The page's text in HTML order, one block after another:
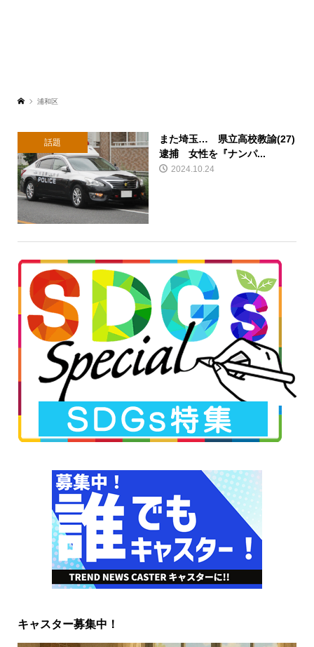
浦和区
話題
また埼玉… 県立高校教諭(27)
逮捕 女性を『ナンパ...
2024.10.24
キャスター募集中！